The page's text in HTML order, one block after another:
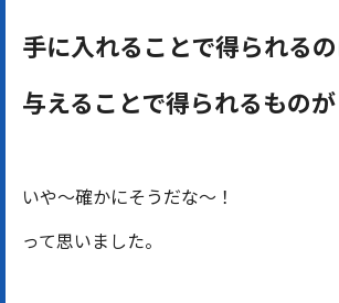
手に入れることで得られるの
与えることで得られるものが
いや〜確かにそうだな〜！
って思いました。